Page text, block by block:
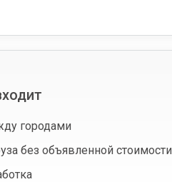
городами
без объявленной стоимости